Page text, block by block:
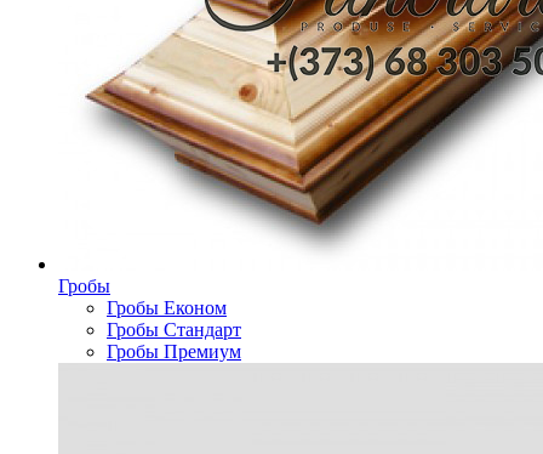
Гробы
Гробы Економ
Гробы Стандарт
Гробы Премиум